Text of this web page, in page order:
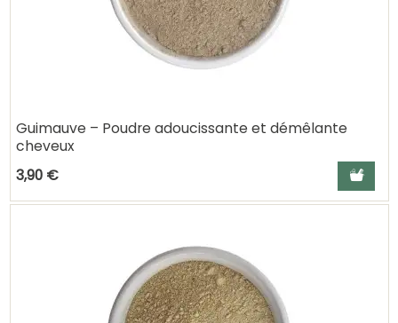
Guimauve – Poudre adoucissante et démêlante
cheveux
3,90 €
Ajouter